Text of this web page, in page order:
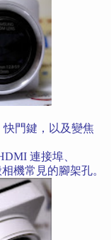
門鍵，以及變焦
連接埠、
機常見的腳架孔。